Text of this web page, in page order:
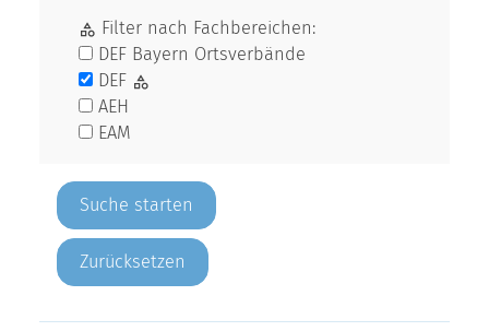
Filter nach Fachbereichen:
DEF Bayern Ortsverbände
DEF
AEH
EAM
Zurücksetzen